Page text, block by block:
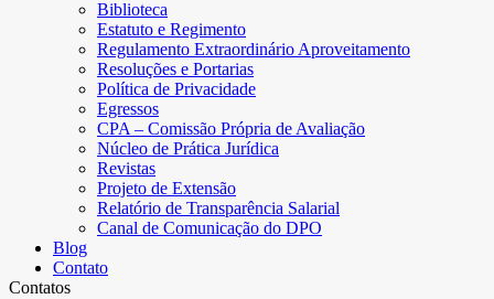
Biblioteca
Estatuto e Regimento
Regulamento Extraordinário Aproveitamento
Resoluções e Portarias
Política de Privacidade
Egressos
CPA – Comissão Própria de Avaliação
Núcleo de Prática Jurídica
Revistas
Projeto de Extensão
Relatório de Transparência Salarial
Canal de Comunicação do DPO
Blog
Contato
Contatos